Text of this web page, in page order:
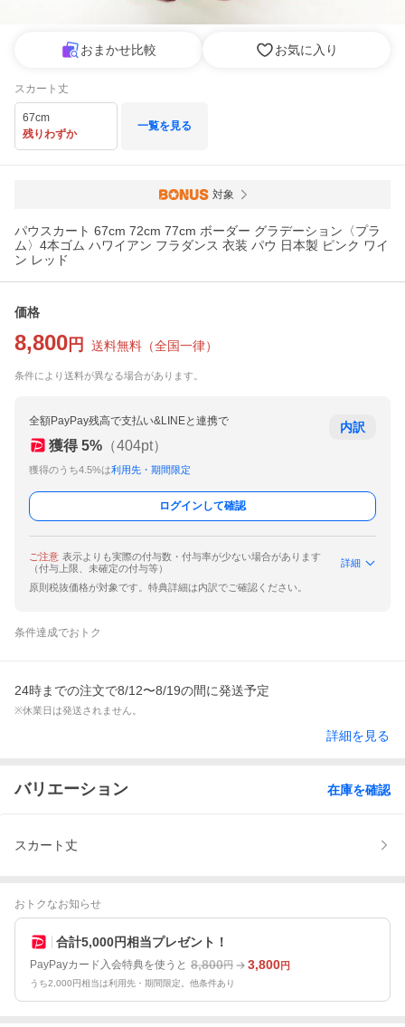
おまかせ比較 お気に入り
スカート丈
67cm
残りわずか
一覧を見る
対象
パウスカート 67cm 72cm 77cm ボーダー グラデーション〈プラ
ム〉4本ゴム ハワイアン フラダンス 衣装 パウ 日本製 ピンク ワイ
ン レッド
価格
8,800 円 送料無料 （全国一律）
条件により送料が異なる場合があります。
全額PayPay残高で支払い&LINEと連携で
獲得 5% （404pt）
獲得のうち4.5%は利用先・期間限定
内訳
ログインして確認
ご注意 表示よりも実際の付与数・付与率が少ない場合があります
（付与上限、未確定の付与等）
詳細
原則税抜価格が対象です。特典詳細は内訳でご確認ください。
条件達成でおトク
24時までの注文で8/12〜8/19の間に発送予定
※休業日は発送されません。
詳細を見る
バリエーション 在庫を確認
スカート丈
おトクなお知らせ
合計5,000円相当プレゼント！
PayPayカード入会特典を使うと 8,800円 3,800円
うち2,000円相当は利用先・期間限定。他条件あり